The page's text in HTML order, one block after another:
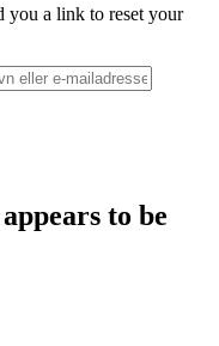
you a link to reset your
to be